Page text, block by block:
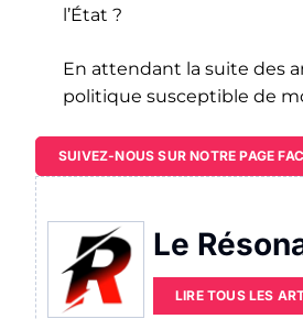
l’État ?
En attendant la suite des
politique susceptible de
SUIVEZ-NOUS SUR NOTRE PAGE
Le
LIRE TOUS LES